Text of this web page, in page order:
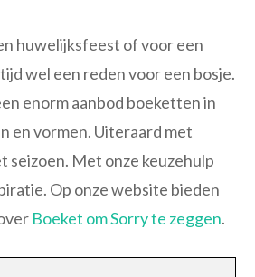
huwelijksfeest of voor een
wel een reden voor een bosje.
enorm aanbod boeketten in
en vormen. Uiteraard met
seizoen. Met onze keuzehulp
Op onze website bieden
Boeket om Sorry te zeggen.